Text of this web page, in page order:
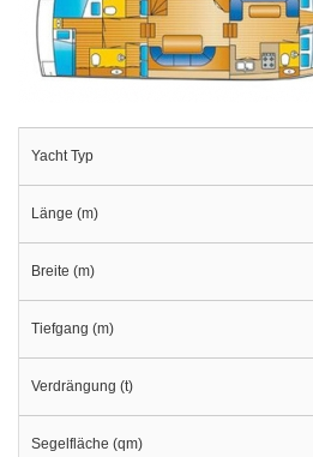
Yacht Typ
Länge (m)
Breite (m)
Tiefgang (m)
Verdrängung (t)
Segelfläche (qm)